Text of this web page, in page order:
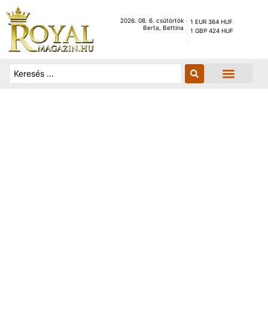
2026. 08. 6. csütörtök
Berta, Bettina
1 EUR 364 HUF
1 GBP 424 HUF